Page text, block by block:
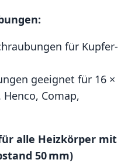
für Kupfer-
geeignet für 16 ×
Henco, Comap,
alle Heizkörper mit
50 mm)